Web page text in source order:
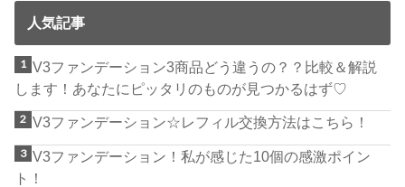
人気記事
V3ファンデーション3商品どう違うの？？比較＆解説
します！あなたにピッタリのものが見つかるはず♡
V3ファンデーション☆レフィル交換方法はこちら！
V3ファンデーション！私が感じた10個の感激ポイン
ト！